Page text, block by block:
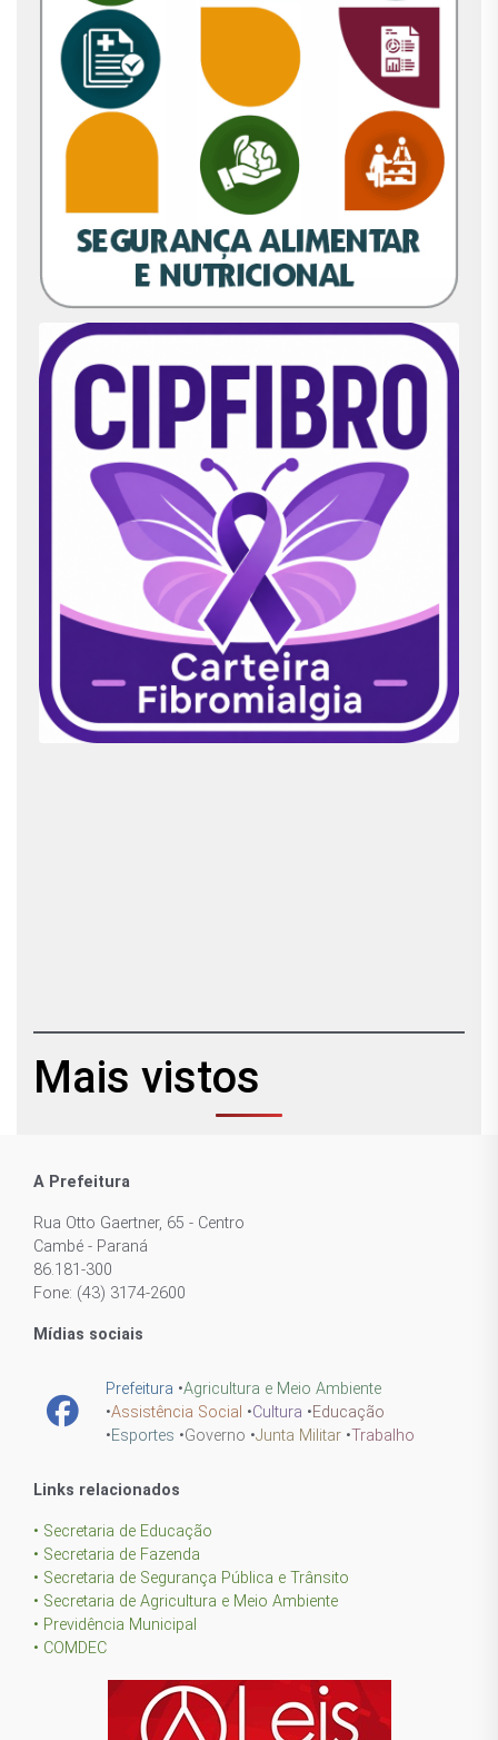
Mais vistos
A Prefeitura
Rua Otto Gaertner, 65 - Centro
Cambé - Paraná
86.181-300
Fone: (43) 3174-2600
Mídias sociais
Prefeitura •Agricultura e Meio Ambiente
•Assistência Social •Cultura •Educação
•Esportes •Governo •Junta Militar •Trabalho
Links relacionados
• Secretaria de Educação
• Secretaria de Fazenda
• Secretaria de Segurança Pública e Trânsito
• Secretaria de Agricultura e Meio Ambiente
• Previdência Municipal
• COMDEC